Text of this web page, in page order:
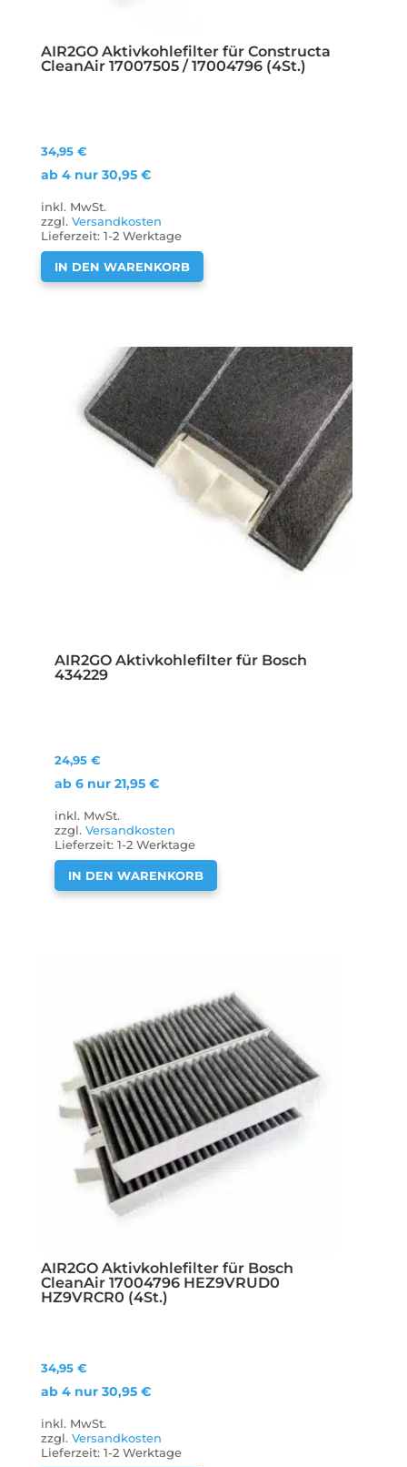
AIR2GO Aktivkohlefilter für Constructa
CleanAir 17007505 / 17004796 (4St.)
34,95€
ab 4 nur30,95€
inkl. MwSt.
zzgl.Versandkosten
Lieferzeit:1-2 Werktage
IN DEN WARENKORB
AIR2GO Aktivkohlefilter für Bosch
434229
24,95 €
ab 6 nur 21,95 €
inkl. MwSt.
zzgl. Versandkosten
Lieferzeit: 1-2 Werktage
IN DEN WARENKORB
AIR2GO Aktivkohlefilter für Bosch
CleanAir 17004796 HEZ9VRUD0
HZ9VRCR0 (4St.)
34,95€
ab 4 nur30,95€
inkl. MwSt.
zzgl.Versandkosten
Lieferzeit:1-2 Werktage